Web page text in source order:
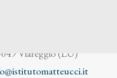
Viareggio (LU)